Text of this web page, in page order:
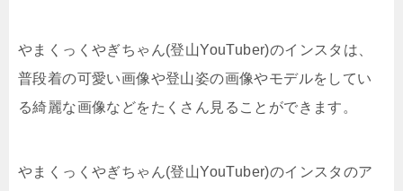
やまくっくやぎちゃん(登山YouTuber)のインスタは、
普段着の可愛い画像や登山姿の画像やモデルをしてい
る綺麗な画像などをたくさん見ることができます。
やまくっくやぎちゃん(登山YouTuber)のインスタのア